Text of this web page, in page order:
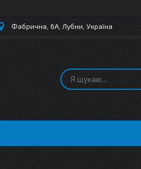
Фабрична, 6А, Лубни, Україна